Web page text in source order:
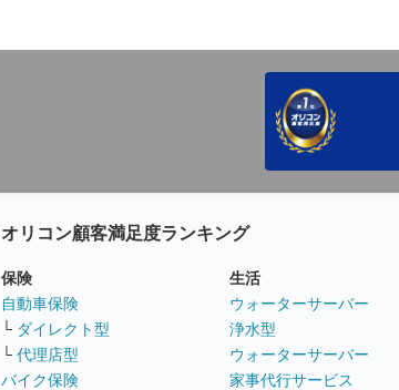
オリコン顧客満足度ランキング
保険
自動車保険
└ ダイレクト型
└ 代理店型
バイク保険
生活
ウォーターサーバー
浄水型
ウォーターサーバー
家事代行サービス